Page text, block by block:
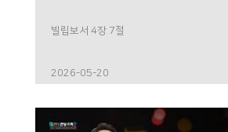
빌립보서 4장 7절
2026-05-20